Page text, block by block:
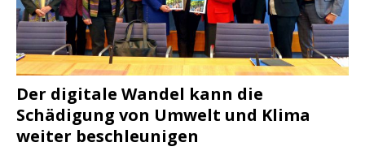
Der digitale Wandel kann die
Schädigung von Umwelt und Klima
weiter beschleunigen